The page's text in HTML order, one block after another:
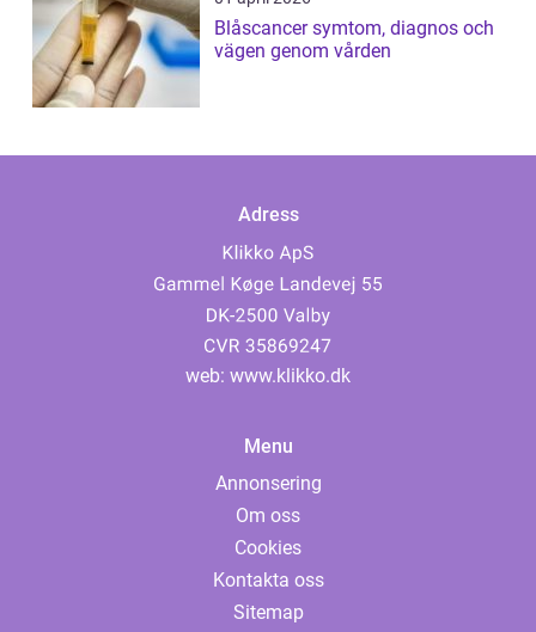
Blåscancer symtom, diagnos och
vägen genom vården
Adress
web: www.klikko.dk
Menu
Annonsering
Om oss
Cookies
Kontakta oss
Sitemap